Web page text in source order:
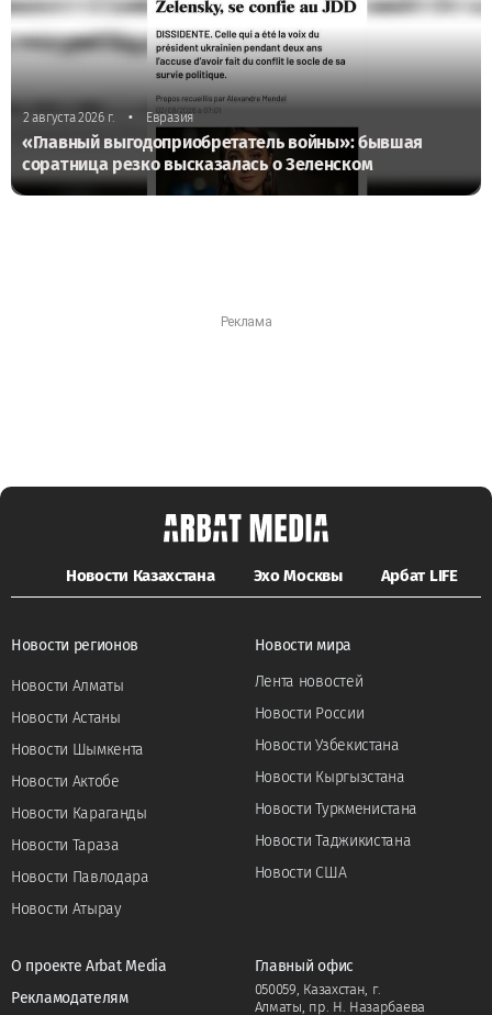
2 августа 2026 г. • Евразия
«Главный выгодоприобретатель войны»: бывшая
соратница резко высказалась о Зеленском
Новости Казахстана Эхо Москвы Арбат LIFE
Новости регионов
Новости Алматы
Новости Астаны
Новости Шымкента
Новости Актобе
Новости Караганды
Новости Тараза
Новости Павлодара
Новости Атырау
Новости мира
Лента новостей
Новости России
Новости Узбекистана
Новости Кыргызстана
Новости Туркменистана
Новости Таджикистана
Новости США
О проекте Arbat Media
Рекламодателям
Главный офис
050059, Казахстан, г.
Алматы, пр. Н. Назарбаева